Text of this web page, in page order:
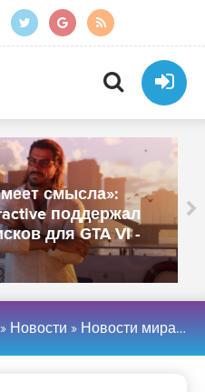
«МойОфис»
Петербурге и
сети»
» Новости » Новости мира Интернет